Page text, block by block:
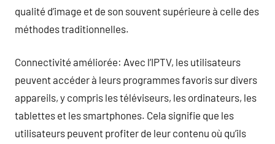
qualité d’image et de son souvent supérieure à celle des
méthodes traditionnelles.
Connectivité améliorée: Avec l’IPTV, les utilisateurs
peuvent accéder à leurs programmes favoris sur divers
appareils, y compris les téléviseurs, les ordinateurs, les
tablettes et les smartphones. Cela signifie que les
utilisateurs peuvent profiter de leur contenu où qu’ils